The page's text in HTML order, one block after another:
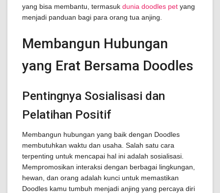
yang bisa membantu, termasuk dunia doodles pet yang
menjadi panduan bagi para orang tua anjing.
Membangun Hubungan
yang Erat Bersama Doodles
Pentingnya Sosialisasi dan
Pelatihan Positif
Membangun hubungan yang baik dengan Doodles
membutuhkan waktu dan usaha. Salah satu cara
terpenting untuk mencapai hal ini adalah sosialisasi.
Mempromosikan interaksi dengan berbagai lingkungan,
hewan, dan orang adalah kunci untuk memastikan
Doodles kamu tumbuh menjadi anjing yang percaya diri